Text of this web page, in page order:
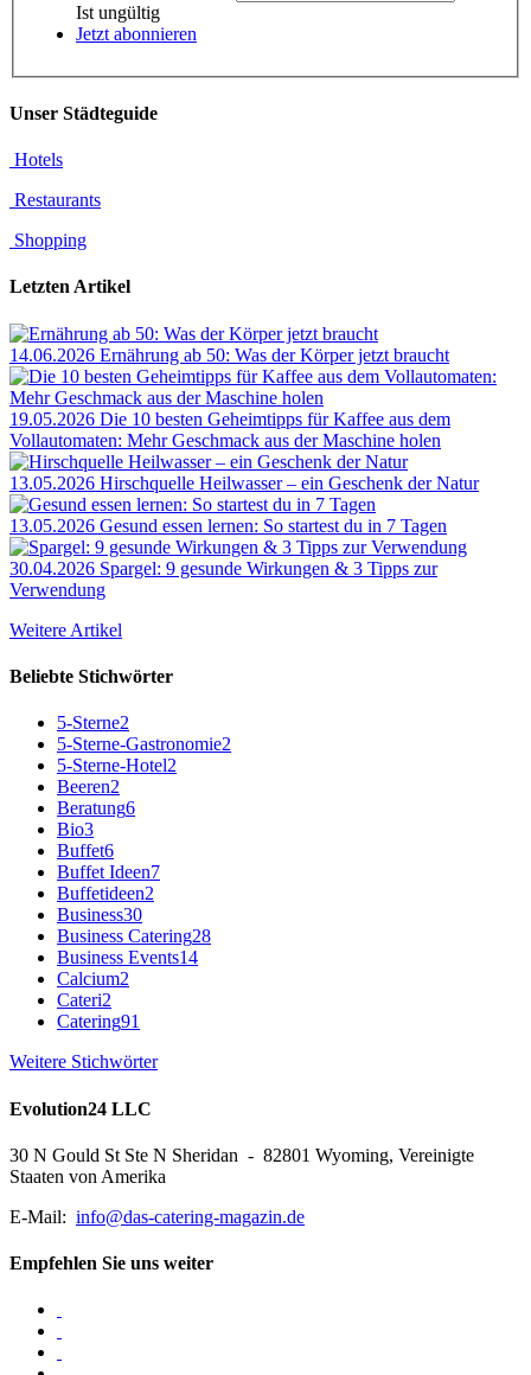
Ist ungültig
Jetzt abonnieren
Unser Städteguide
Hotels
Restaurants
Shopping
Letzten Artikel
14.06.2026 Ernährung ab 50: Was der Körper jetzt braucht
19.05.2026 Die 10 besten Geheimtipps für Kaffee aus dem
Vollautomaten: Mehr Geschmack aus der Maschine holen
13.05.2026 Hirschquelle Heilwasser – ein Geschenk der Natur
13.05.2026 Gesund essen lernen: So startest du in 7 Tagen
30.04.2026 Spargel: 9 gesunde Wirkungen & 3 Tipps zur
Verwendung
Weitere Artikel
Beliebte Stichwörter
5-Sterne2
5-Sterne-Gastronomie2
5-Sterne-Hotel2
Beeren2
Beratung6
Bio3
Buffet6
Buffet Ideen7
Buffetideen2
Business30
Business Catering28
Business Events14
Calcium2
Cateri2
Catering91
Weitere Stichwörter
Evolution24 LLC
30 N Gould St Ste N Sheridan - 82801 Wyoming, Vereinigte
Staaten von Amerika
E-Mail: info@das-catering-magazin.de
Empfehlen Sie uns weiter